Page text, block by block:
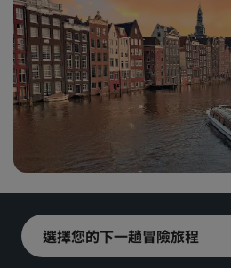
Radisson Individuals
Park Plaza
Prize by Radisson
機場酒店
即將登場的全新酒店
活動目的地
產業解決方案
事先預訂
查看我們的套裝方案
環保酒店
運動團隊住宿
市中心酒店
造訪我們的部落格
如何賺取積分
專業訂房人員和會議組織者
選擇您的下一趟冒險旅程